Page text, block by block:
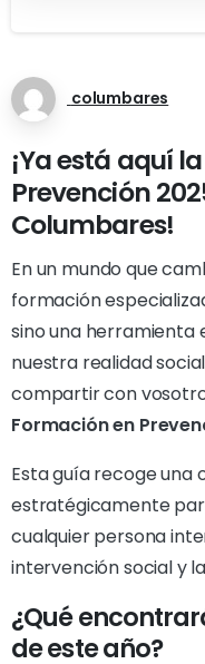
columbares
¡Ya está aquí
Prevención
Columbares!
En un mundo que
formación
sino una
nuestra realidad
compartir con
Formación en
Esta guía recoge
estratégicamente
cualquier persona
intervención social y
¿Qué
de este año?